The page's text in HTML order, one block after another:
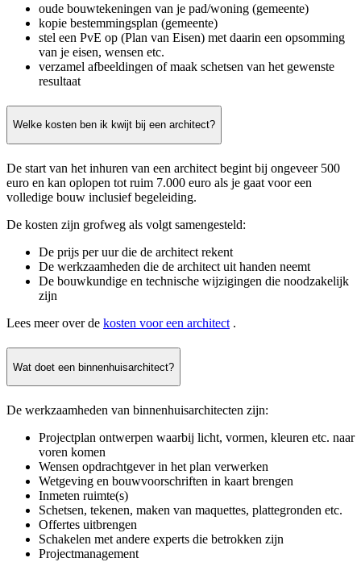
oude bouwtekeningen van je pad/woning (gemeente)
kopie bestemmingsplan (gemeente)
stel een PvE op (Plan van Eisen) met daarin een opsomming
van je eisen, wensen etc.
verzamel afbeeldingen of maak schetsen van het gewenste
resultaat
Welke kosten ben ik kwijt bij een architect?
De start van het inhuren van een architect begint bij ongeveer 500
euro en kan oplopen tot ruim 7.000 euro als je gaat voor een
volledige bouw inclusief begeleiding.
De kosten zijn grofweg als volgt samengesteld:
De prijs per uur die de architect rekent
De werkzaamheden die de architect uit handen neemt
De bouwkundige en technische wijzigingen die noodzakelijk
zijn
Lees meer over de kosten voor een architect .
Wat doet een binnenhuisarchitect?
De werkzaamheden van binnenhuisarchitecten zijn:
Projectplan ontwerpen waarbij licht, vormen, kleuren etc. naar
voren komen
Wensen opdrachtgever in het plan verwerken
Wetgeving en bouwvoorschriften in kaart brengen
Inmeten ruimte(s)
Schetsen, tekenen, maken van maquettes, plattegronden etc.
Offertes uitbrengen
Schakelen met andere experts die betrokken zijn
Projectmanagement